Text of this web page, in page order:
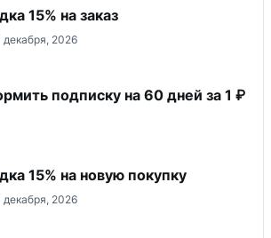
15% на заказ
декабря, 2026
подписку на 60 дней за 1 ₽
15% на новую покупку
декабря, 2026